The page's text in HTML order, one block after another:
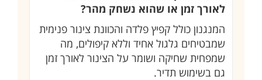
לאורך זמן או שהוא נשחק מהר?
המנגנון כולל קפיץ פלדה והכוונת צינור פנימית
שמבטיחים גלגול אחיד וללא קיפולים, מה
שמפחית שחיקה ושומר על הצינור לאורך זמן
גם בשימוש תדיר.